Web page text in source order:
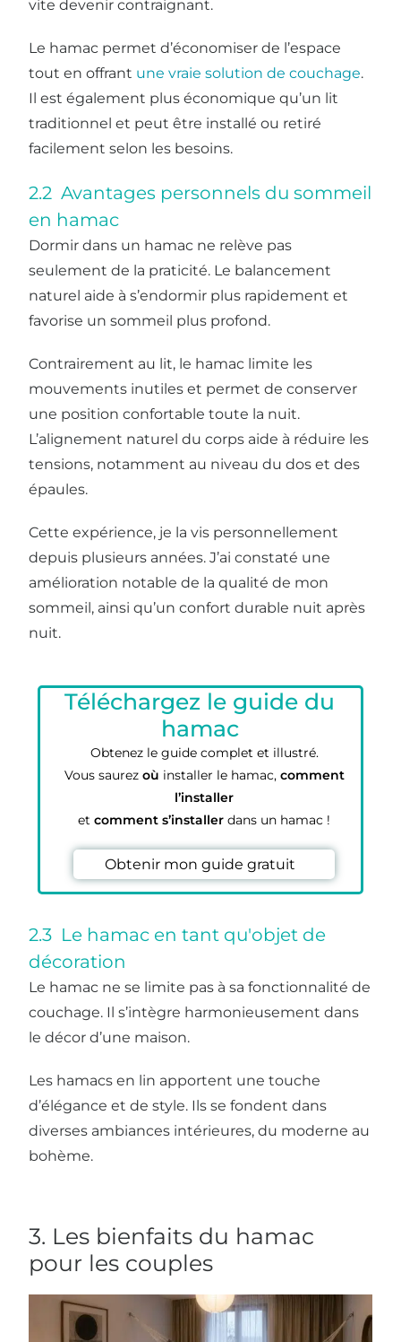
vite devenir contraignant.
Le hamac permet d’économiser de l’espace
tout en offrant une vraie solution de couchage.
Il est également plus économique qu’un lit
traditionnel et peut être installé ou retiré
facilement selon les besoins.
2.2 Avantages personnels du sommeil
en hamac
Dormir dans un hamac ne relève pas
seulement de la praticité. Le balancement
naturel aide à s’endormir plus rapidement et
favorise un sommeil plus profond.
Contrairement au lit, le hamac limite les
mouvements inutiles et permet de conserver
une position confortable toute la nuit.
L’alignement naturel du corps aide à réduire les
tensions, notamment au niveau du dos et des
épaules.
Cette expérience, je la vis personnellement
depuis plusieurs années. J’ai constaté une
amélioration notable de la qualité de mon
sommeil, ainsi qu’un confort durable nuit après
nuit.
Téléchargez le guide du
hamac
Obtenez le guide complet et illustré.
Vous saurez où installer le hamac, comment
l’installer
et comment s’installer dans un hamac !
Obtenir mon guide gratuit
2.3 Le hamac en tant qu'objet de
décoration
Le hamac ne se limite pas à sa fonctionnalité de
couchage. Il s’intègre harmonieusement dans
le décor d’une maison.
Les hamacs en lin apportent une touche
d’élégance et de style. Ils se fondent dans
diverses ambiances intérieures, du moderne au
bohème.
3. Les bienfaits du hamac
pour les couples